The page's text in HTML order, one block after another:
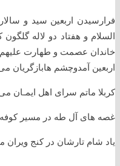
السلام و هفتاد دو لاله
خاندان عصمت و طهارت عليهم
اربعین آمدوچشم هابازگریان
کربلا ماتم سرای اهل ایمـان
غصه های آل طه در مسیر
یاد شام تارشان در کنج